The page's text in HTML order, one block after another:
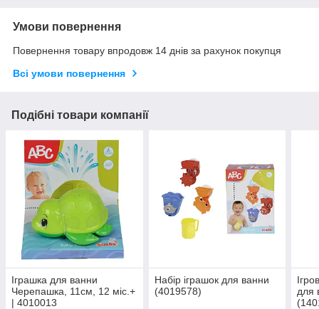
Умови повернення
Повернення товару впродовж 14 днів за рахунок покупця
Всі умови повернення
Подібні товари компанії
Іграшка для ванни
Черепашка, 11см, 12 міс.+
| 4010013
Набiр iграшок для ванни
(4019578)
для